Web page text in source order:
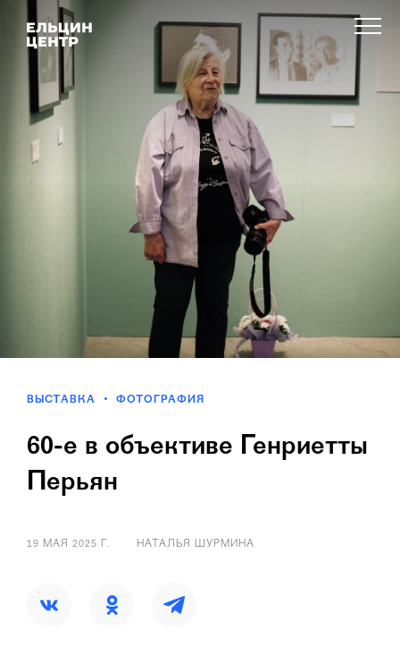
ВЫСТАВКА ФОТОГРАФИЯ
60-е в объективе Генриетты
Перьян
19 МАЯ 2025 Г. НАТАЛЬЯ ШУРМИНА